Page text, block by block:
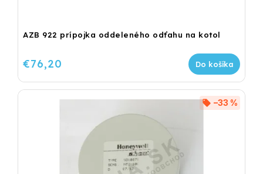
AZB 922 prípojka oddeleného odťahu na kotol
€76,20 Do košíka
–33 %